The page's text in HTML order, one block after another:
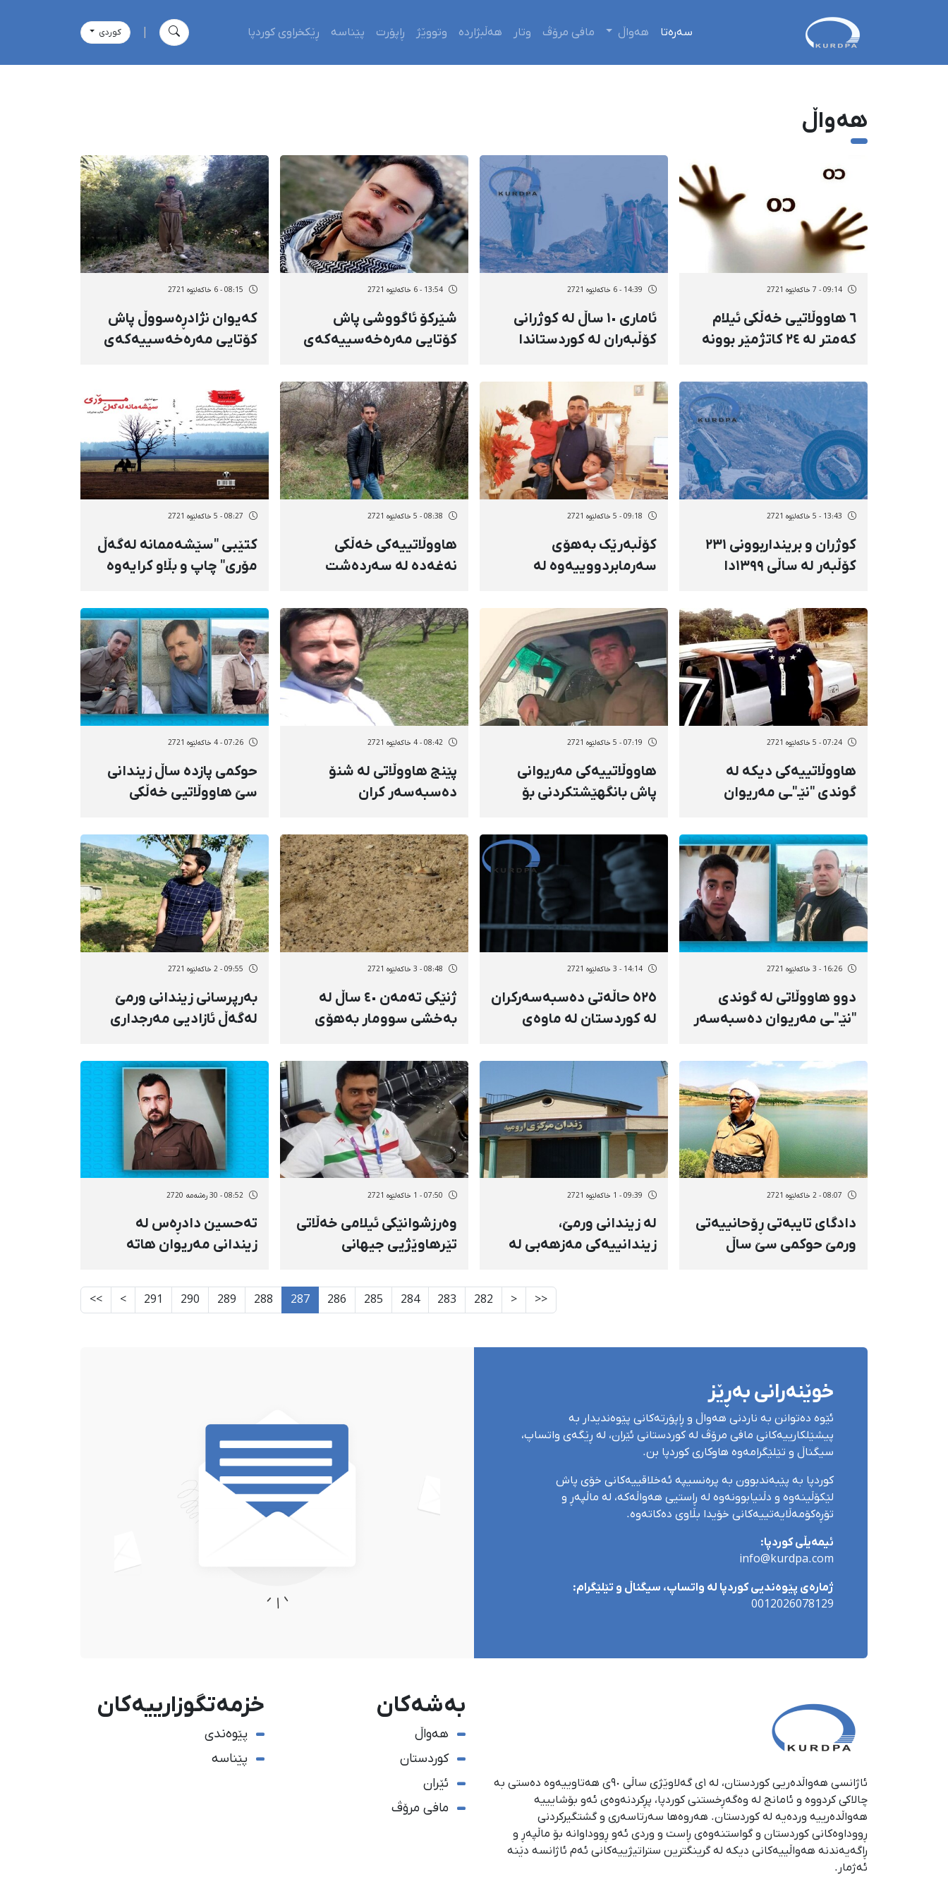
سەرەتا هەواڵ مافی مرۆڤ وتار هەڵبژاردە وتووێژ ڕاپۆرت پێناسە ڕێکخراوی کوردپا كوردی
هەواڵ
09:14 - 7 خاکەلێوه 2721
٦ هاووڵاتیی خەڵکی ئیلام
کەمتر لە ٢٤ کاتژمێر بوونە
14:39 - 6 خاکەلێوه 2721
ئاماری ١٠ ساڵ لە کوژرانی
کۆڵبەران لە کوردستاندا
13:54 - 6 خاکەلێوه 2721
شێرکۆ ئاگووشی پاش
کۆتایی مەرەخەسییەکەی
نەغەدە
08:15 - 6 خاکەلێوه 2721
کەیوان نژادڕەسووڵ پاش
کۆتایی مەرەخەسییەکەی
13:43 - 5 خاکەلێوه 2721
کوژران و برینداربوونی ٢٣١
کۆڵبەر لە ساڵی ١٣٩٩دا
09:18 - 5 خاکەلێوه 2721
کۆڵبەرێک بەهۆی
سەرمابردووییەوە لە
لەدەست دا
08:38 - 5 خاکەلێوه 2721
هاووڵاتییەکی خەڵکی
نەغەدە لە سەردەشت
08:27 - 5 خاکەلێوه 2721
کتێبی "سێشەممانە لەگەڵ
مۆری" چاپ و بڵاو کرایەوە
07:24 - 5 خاکەلێوه 2721
هاووڵاتییەکی دیکە لە
گوندی "نێـ"ـی مەریوان
07:19 - 5 خاکەلێوه 2721
هاووڵاتییەکی مەریوانی
پاش بانگهێشتکردنی بۆ
دەسبەسەر کرا
08:42 - 4 خاکەلێوه 2721
پێنج هاووڵاتی لە شنۆ
دەسبەسەر کران
07:26 - 4 خاکەلێوه 2721
حوکمی پازدە ساڵ زیندانی
سێ هاووڵاتیی خەڵکی
پێداچوونەوە پشتڕاست
کرایەوە
16:26 - 3 خاکەلێوه 2721
دوو هاووڵاتی لە گوندی
"نێـ"ـی مەریوان دەسبەسەر
14:14 - 3 خاکەلێوه 2721
٥٢٥ حاڵەتی دەسبەسەرکران
لە کوردستان لە ماوەی
08:48 - 3 خاکەلێوه 2721
ژنێکی تەمەن ٤٠ ساڵ لە
بەخشی سوومار بەهۆی
09:55 - 2 خاکەلێوه 2721
بەرپرسانی زیندانی ورمێ
لەگەڵ ئازادیی مەرجداری
دژایەتییان کرد
08:07 - 2 خاکەلێوه 2721
دادگای تایبەتی ڕۆحانییەتی
ورمێ حوکمی سێ ساڵ
09:39 - 1 خاکەلێوه 2721
لە زیندانی ورمێ،
زیندانییەکی مەزهەبی لە
07:50 - 1 خاکەلێوه 2721
وەرزشوانێکی ئیلامی خەڵاتی
تێرهاوێژیی جیهانی
08:52 - 30 رەشەمه 2720
تەحسین دادڕەس لە
زیندانی مەریوان هاتە
<<
<
282
283
284
285
286
287
288
289
290
291
>
>>
خوێنەرانی بەڕێز
ئێوە دەتوانن بە ناردنی هەواڵ و ڕاپۆرتەکانی پێوەندیدار بە
پیشێلکارییەکانی مافی مرۆڤ لە کوردستانی ئێران، لە ڕێگەی واتساپ،
سیگناڵ و تێلێگرامەوە هاوکاری کوردپا بن.
کوردپا بە پێبەندبوون بە پرەنسیپە ئەخلاقییەکانی خۆی پاش
لێکۆڵینەوە و دڵنیابوونەوە لە ڕاستیی هەواڵەکە، لە ماڵپەڕ و
تۆڕەکۆمەڵایەتییەکانی خۆیدا بڵاوی دەکاتەوە.
ئیمەیڵی کوردپا:
info@kurdpa.com
ژمارەی پێوەندیی کوردپا لە واتساپ، سیگناڵ و تێلێگرام:
0012026078129
ئاژانسی هەواڵدەریی کوردستان، لە ١ی گەلاوێژی ساڵی ٩٠ی هەتاوییەوە دەستی بە
چالاکی کردووە و ئامانج لە وەگەڕخستنی كوردپا، پڕكردنەوەی ئەو بۆشایییە
هەواڵدەرییە وردەیە لە كوردستان. هەروەها سەرتاسەری و گشتگیركردنی
ڕووداوەكانی كوردستان و گواستنەوەی ڕاست و وردی ئەو ڕووداوانە بۆ ماڵپەڕ و
ڕاگەیەندنە هەواڵییەكانی دیكە لە گرینگترین ستراتیژییەكانی ئەم ئاژانسە دێنە
ئەژمار.
بەشەکان
هەواڵ
کوردستان
ئێران
مافی مرۆڤ
خزمەتگوزارییەکان
پێوەندی
پێناسە